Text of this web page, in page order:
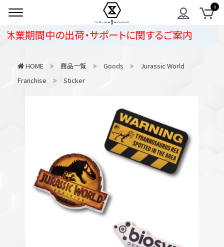
間中の出荷・サポートに関するご案内
HOME 商品一覧 Goods
Jurassic World
Franchise
Sticker